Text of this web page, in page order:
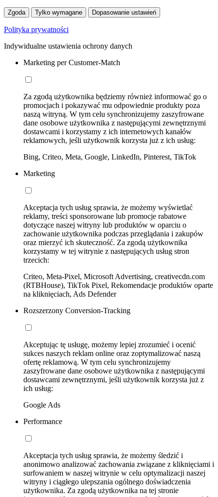
Zgoda Tylko wymagane Dopasowanie ustawień
Polityka prywatności
Indywidualne ustawienia ochrony danych
Marketing per Customer-Match
Za zgodą użytkownika będziemy również informować go o
promocjach i pokazywać mu odpowiednie produkty poza
naszą witryną. W tym celu synchronizujemy zaszyfrowane
dane osobowe użytkownika z następującymi zewnętrznymi
dostawcami i korzystamy z ich internetowych kanałów
reklamowych, jeśli użytkownik korzysta już z ich usług:
Bing, Criteo, Meta, Google, LinkedIn, Pinterest, TikTok
Marketing
Akceptacja tych usług sprawia, że możemy wyświetlać
reklamy, treści sponsorowane lub promocje rabatowe
dotyczące naszej witryny lub produktów w oparciu o
zachowanie użytkownika podczas przeglądania i zakupów
oraz mierzyć ich skuteczność. Za zgodą użytkownika
korzystamy w tej witrynie z następujących usług stron
trzecich:
Criteo, Meta-Pixel, Microsoft Advertising, creativecdn.com
(RTBHouse), TikTok Pixel, Rekomendacje produktów oparte
na kliknięciach, Ads Defender
Rozszerzony Conversion-Tracking
Akceptując tę usługę, możemy lepiej zrozumieć i ocenić
sukces naszych reklam online oraz zoptymalizować naszą
ofertę reklamową. W tym celu synchronizujemy
zaszyfrowane dane osobowe użytkownika z następującymi
dostawcami zewnętrznymi, jeśli użytkownik korzysta już z
ich usług:
Google Ads
Performance
Akceptacja tych usług sprawia, że możemy śledzić i
anonimowo analizować zachowania związane z kliknięciami i
surfowaniem w naszej witrynie w celu optymalizacji naszej
witryny i ciągłego ulepszania ogólnego doświadczenia
użytkownika. Za zgodą użytkownika na tej stronie